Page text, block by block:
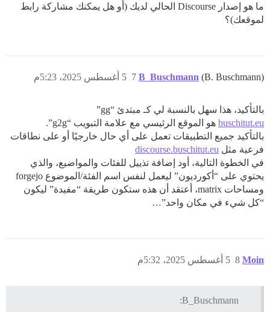
ما هو إصدار Discourse الحالي لديك (أو هل يمكنك مشاركة رابط
لموقعك)؟
B_Buschmann (B. Buschmann) 5 أغسطس 2025، 5:23م 7
بالتأكيد، هذا سهل بالنسبة لي كـ مبتدئ “gg”
buschitut.eu هو الموقع الرئيسي مع علامة التبويب “g2g”.
بالتأكيد جميع التطبيقات تعمل على أي حال خارجيًا أو على نطاقات
فرعية مثل discourse.buschitut.eu
في الخطوة التالية، أود إضافة تذييل للفئات والمواضيع، والذي
يحتوي على “أكورديون” ليعمل لنفس اسم الفئة/الموضوع forgejo
ومساحات matrix، أعتقد أن هذه ستكون طريقة “مفيدة” ليكون
“كل شيء في مكان واحد”…
Moin 5 أغسطس 2025، 5:32م 8
B_Buschmann: